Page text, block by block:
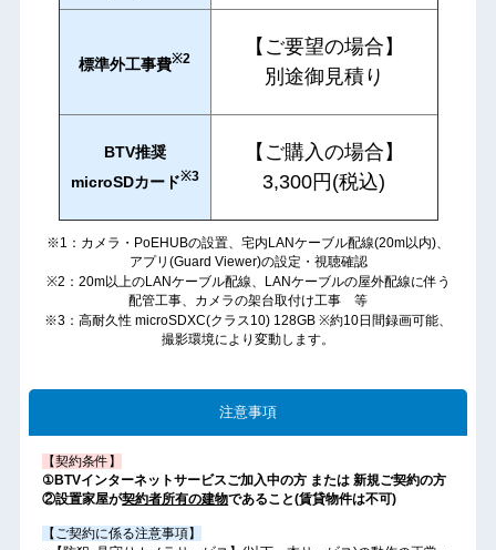
標準外工事費※2
【ご要望の場合】
別途御見積り
BTV推奨
microSDカード※3
【ご購入の場合】
3,300円(税込)
※1：カメラ・PoEHUBの設置、宅内LANケーブル配線(20m以内)、
アプリ(Guard Viewer)の設定・視聴確認
※2：20m以上のLANケーブル配線、LANケーブルの屋外配線に伴う
配管工事、カメラの架台取付け工事 等
※3：高耐久性 microSDXC(クラス10) 128GB ※約10日間録画可能、
撮影環境により変動します。
注意事項
【契約条件】
①BTVインターネットサービスご加入中の方 または 新規ご契約の方
②設置家屋が契約者所有の建物であること(賃貸物件は不可)
【ご契約に係る注意事項】